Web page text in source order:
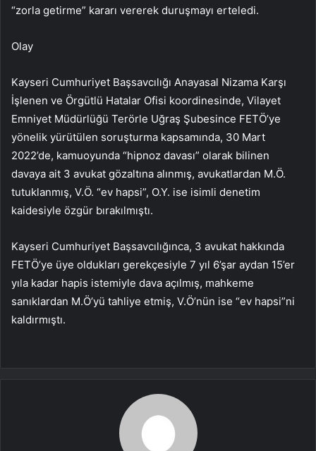
“zorla getirme” kararı vererek duruşmayı erteledi.
Olay
Kayseri Cumhuriyet Başsavcılığı Anayasal Nizama Karşı
İşlenen ve Örgütlü Hatalar Ofisi koordinesinde, Vilayet
Emniyet Müdürlüğü Terörle Uğraş Şubesince FETÖ’ye
yönelik yürütülen soruşturma kapsamında, 30 Mart
2022’de, kamuoyunda “hipnoz davası” olarak bilinen
davaya ait 3 avukat gözaltına alınmış, avukatlardan M.Ö.
tutuklanmış, V.Ö. “ev hapsi”, O.Y. ise isimli denetim
kaidesiyle özgür bırakılmıştı.
Kayseri Cumhuriyet Başsavcılığınca, 3 avukat hakkında
FETÖ’ye üye oldukları gerekçesiyle 7 yıl 6’şar aydan 15’er
yıla kadar hapis istemiyle dava açılmış, mahkeme
sanıklardan M.Ö’yü tahliye etmiş, V.Ö’nün ise “ev hapsi”ni
kaldırmıştı.